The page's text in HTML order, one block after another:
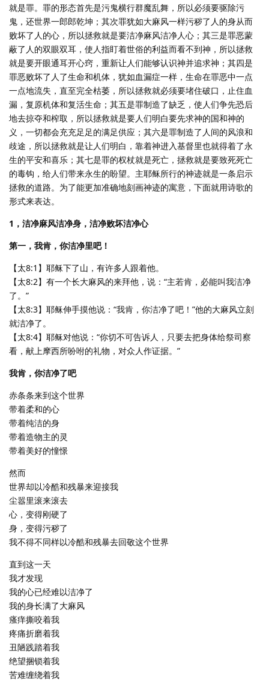
就是罪。罪的形态首先是污鬼横行群魔乱舞，所以必须要驱除污
鬼，还世界一郎郎乾坤；其次罪犹如大麻风一样污秽了人的身从而
败坏了人的心，所以拯救就是要洁净麻风洁净人心；其三是罪恶蒙
蔽了人的双眼双耳，使人指盯着世俗的利益而看不到神，所以拯救
就是要开眼通耳开心窍，重新让人们能够认识神并追求神；其四是
罪恶败坏了人了生命和机体，犹如血漏症一样，生命在罪恶中一点
一点地流失，直至完全枯萎，所以拯救就必须要堵住破口，止住血
漏，复原机体和复活生命；其五是罪制造了缺乏，使人们争先恐后
地去掠夺和榨取，所以拯救就是要人们明白要先求神的国和神的
义，一切都会充充足足的满足供应；其六是罪制造了人间的风浪和
歧途，所以拯救就是让人们明白，靠着神进入基督里也就得着了永
生的平安和喜乐；其七是罪的权杖就是死亡，拯救就是要致死死亡
的毒钩，给人们带来永生的盼望。主耶稣所行的神迹就是一条启示
拯救的道路。为了能更加准确地刻画神迹的寓意，下面就用诗歌的
形式来表达。
1，洁净麻风洁净身，洁净败坏洁净心
第一，我肯，你洁净里吧！
【太8:1】耶稣下了山，有许多人跟着他。
【太8:2】有一个长大麻风的来拜他，说：“主若肯，必能叫我洁净
了。”
【太8:3】耶稣伸手摸他说：“我肯，你洁净了吧！”他的大麻风立刻
就洁净了。
【太8:4】耶稣对他说：“你切不可告诉人，只要去把身体给祭司察
看，献上摩西所吩咐的礼物，对众人作证据。”
我肯，你洁净了吧
赤条条来到这个世界
带着柔和的心
带着纯洁的身
带着造物主的灵
带着美好的憧憬
然而
世界却以冷酷和残暴来迎接我
尘嚣里滚来滚去
心，变得刚硬了
身，变得污秽了
我不得不同样以冷酷和残暴去回敬这个世界
直到这一天
我才发现
我的心已经难以洁净了
我的身长满了大麻风
瘙痒撕咬着我
疼痛折磨着我
丑陋践踏着我
绝望捆锁着我
苦难缠绕着我